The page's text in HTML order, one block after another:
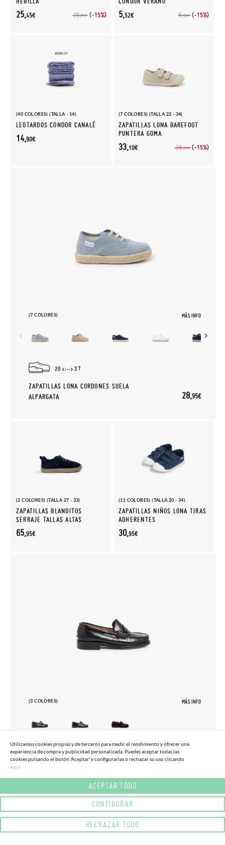
29,95€ (-15%)
25,45€ 6,50€ (-15%)
5,52€
(40 COLORES) (TALLA - 14)
LEOTARDOS CONDOR CANALÉ
14,90€
(7 COLORES) (TALLA 22 - 34)
ZAPATILLAS LONA BAREFOOT
PUNTERA GOMA
38,95€ (-15%)
33,10€
(7 COLORES) MÁS INFO
20 37
ZAPATILLAS LONA CORDONES SUELA
ALPARGATA
28,95€
(2 COLORES) (TALLA 27 - 33)
ZAPATILLAS BLANDITOS
SERRAJE TALLAS ALTAS
65,95€
(11 COLORES) (TALLA 20 - 34)
ZAPATILLAS NIÑOS LONA TIRAS
ADHERENTES
30,95€
(3 COLORES) MÁS INFO
27 44
59,
Utilizamos cookies propias y de terceros para medir el rendimiento y ofrecer una
experiencia de compra y publicidad personalizada. Puedes aceptar todas las
cookies pulsando el botón 'Aceptar' y configurarlas o rechazar su uso clicando
aqui.
ACEPTAR TODO
CONFIGURAR
RECHAZAR TODO